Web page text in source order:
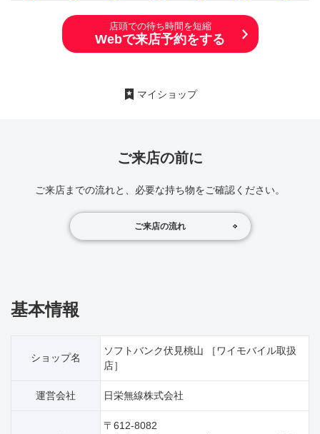
店頭での待ち時間を短縮
Webで来店予約をする
マイショップ
ご来店の前に
ご来店までの流れと、必要な持ち物をご確認ください。
ご来店の流れ
基本情報
ショップ名
ソフトバンク伏見桃山 ［ワイモバイル取扱
店］
運営会社 日栄無線株式会社
〒612-8082